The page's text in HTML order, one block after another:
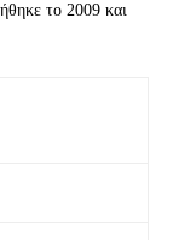
το 2009 και